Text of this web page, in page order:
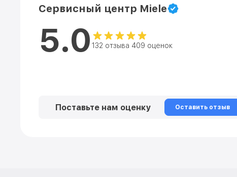
Сервисный центр Miele
5.0 132 отзыва 409 оценок
Поставьте нам оценку Оставить отзыв